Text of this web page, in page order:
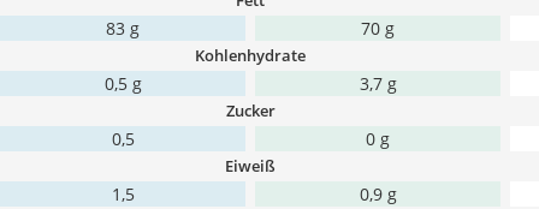
83 g 70 g
Kohlenhydrate
0,5 g 3,7 g
Zucker
0,5 0 g
Eiweiß
1,5 0,9 g